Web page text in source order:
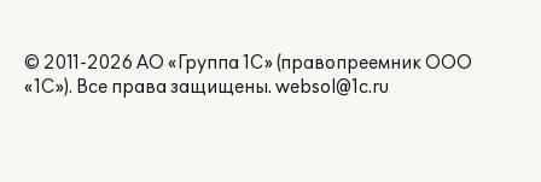
© 2011-2026 АО «Группа 1С» (правопреемник ООО
«1С»). Все права защищены. websol@1c.ru